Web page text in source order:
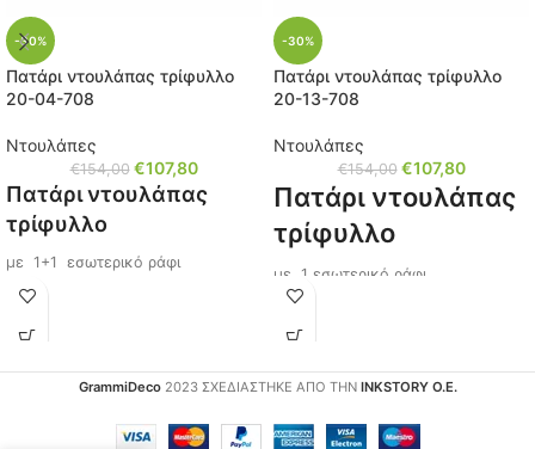
-30%
Πατάρι ντουλάπας τρίφυλλο
20-04-708
Ντουλάπες
€154,00 €107,80
Πατάρι ντουλάπας
τρίφυλλο
με 1+1 εσωτερικό ράφι
για ντουλάπα (
Διαστάσεις: Μ/Υ/Π 120x50x52 εκ.
Χρώμα: Oak Sonoma
-30%
Πατάρι ντουλάπας τρίφυλλο
20-13-708
Ντουλάπες
€154,00 €107,80
Πατάρι ντουλάπας
τρίφυλλο
με 1 εσωτερικό ράφι
Διαστάσεις: Μ/Υ/Π 120x50x52 εκ.
Χρώμα: Ανοιχτή καρυδιά
GrammiDeco 2023 ΣΧΕΔΙΑΣΤΗΚΕ ΑΠΟ ΤΗΝ INKSTORY Ο.Ε.